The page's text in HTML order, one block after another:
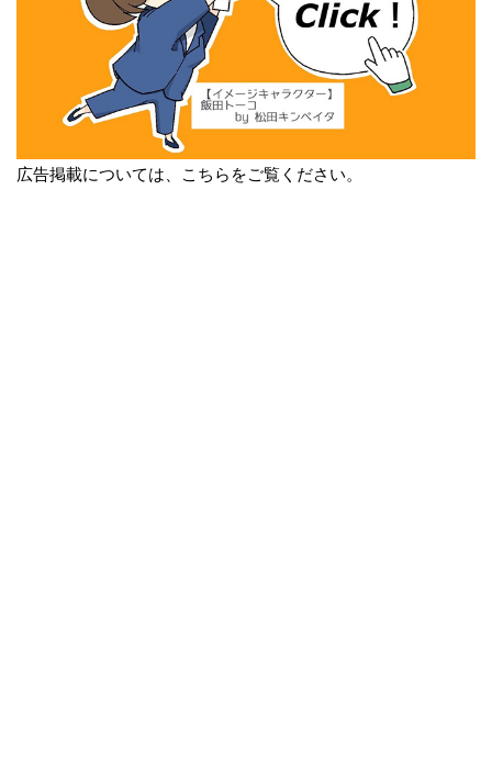
広告掲載については、こちらをご覧ください。